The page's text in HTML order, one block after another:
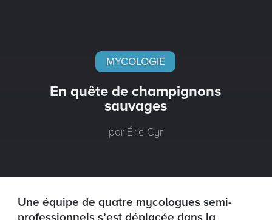
MYCOLOGIE
En quête de champignons
sauvages
par Éric Cyr
Une équipe de quatre mycologues semi-
professionnels s’est déplacée dans la